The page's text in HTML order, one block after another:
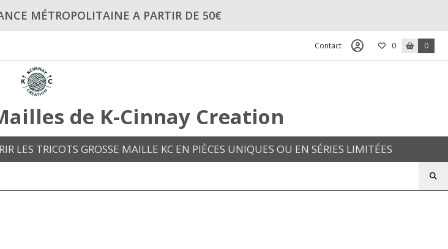
MÉTROPOLITAINE A PARTIR DE 50€
Contact 0 0
de K-Cinnay Creation
LES TRICOTS GROSSE MAILLE KC EN PIÈCES UNIQUES OU EN SÉRIES LIMITÉES